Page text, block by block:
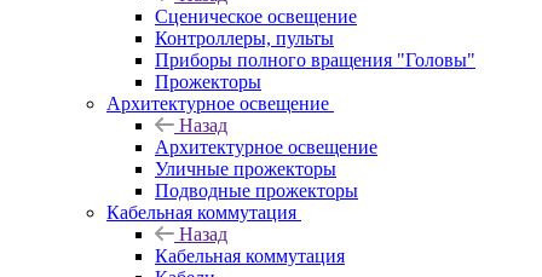
Сценическое освещение
Контроллеры, пульты
Приборы полного вращения "Головы"
Прожекторы
Архитектурное освещение
Назад
Архитектурное освещение
Уличные прожекторы
Подводные прожекторы
Кабельная коммутация
Назад
Кабельная коммутация